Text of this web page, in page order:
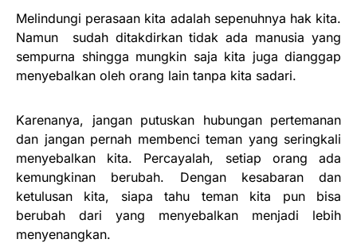
Melindungi perasaan kita adalah sepenuhnya hak kita.
Namun sudah ditakdirkan tidak ada manusia yang
sempurna shingga mungkin saja kita juga dianggap
menyebalkan oleh orang lain tanpa kita sadari.
Karenanya, jangan putuskan hubungan pertemanan
dan jangan pernah membenci teman yang seringkali
menyebalkan kita. Percayalah, setiap orang ada
kemungkinan berubah. Dengan kesabaran dan
ketulusan kita, siapa tahu teman kita pun bisa
berubah dari yang menyebalkan menjadi lebih
menyenangkan.